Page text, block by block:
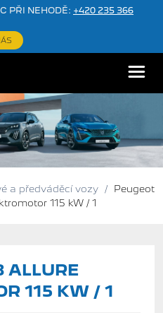
PŘI NEHODĚ: +420 235 366
a předváděcí vozy /
Peugeot
115 kW / 1
ALLURE
115 KW / 1